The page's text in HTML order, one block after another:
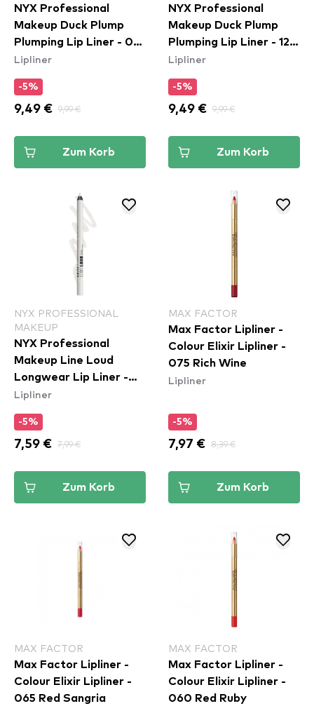
NYX Professional
Makeup Duck Plump
Plumping Lip Liner - 07
Swollen Spice
Lipliner
-5%
9,49 € 9,99 €
Zum Korb
NYX Professional
Makeup Duck Plump
Plumping Lip Liner - 12
Double Dose
Lipliner
-5%
9,49 € 9,99 €
Zum Korb
NYX PROFESSIONAL
MAKEUP
NYX Professional
Makeup Line Loud
Longwear Lip Liner -
Gimme Drama
Lipliner
-5%
7,59 € 7,99 €
Zum Korb
MAX FACTOR
Max Factor Lipliner -
Colour Elixir Lipliner -
075 Rich Wine
Lipliner
-5%
7,97 € 8,39 €
Zum Korb
MAX FACTOR
Max Factor Lipliner -
Colour Elixir Lipliner -
065 Red Sangria
MAX FACTOR
Max Factor Lipliner -
Colour Elixir Lipliner -
060 Red Ruby